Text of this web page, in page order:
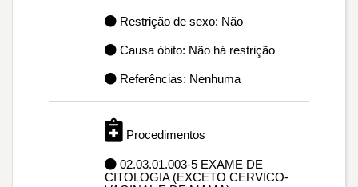
Restrição de sexo: Não
Causa óbito: Não há restrição
Referências: Nenhuma
Procedimentos
02.03.01.003-5 EXAME DE
CITOLOGIA (EXCETO CERVICO-